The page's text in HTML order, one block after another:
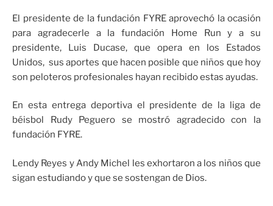
El presidente de la fundación FYRE aprovechó la ocasión
para agradecerle a la fundación Home Run y a su
presidente, Luis Ducase, que opera en los Estados
Unidos, sus aportes que hacen posible que niños que hoy
son peloteros profesionales hayan recibido estas ayudas.
En esta entrega deportiva el presidente de la liga de
béisbol Rudy Peguero se mostró agradecido con la
fundación FYRE.
Lendy Reyes y Andy Michel les exhortaron a los niños que
sigan estudiando y que se sostengan de Dios.